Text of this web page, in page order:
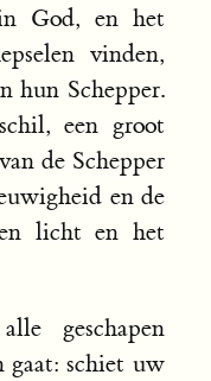
God, en het
vinden,
hun Schepper.
een groot
de Schepper
en de
licht en het
geschapen
gaat: schiet uw